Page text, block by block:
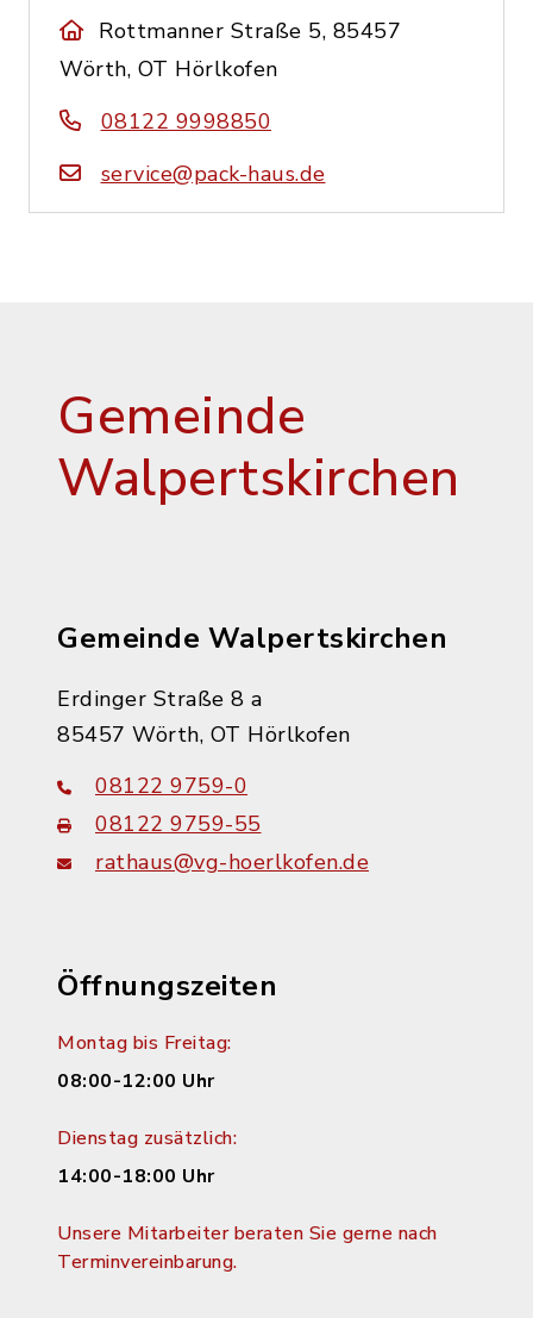
Rottmanner Straße 5, 85457
Wörth, OT Hörlkofen
08122 9998850
service@pack-haus.de
Gemeinde
Walpertskirchen
Gemeinde Walpertskirchen
Erdinger Straße 8 a
85457 Wörth, OT Hörlkofen
08122 9759-0
08122 9759-55
rathaus@vg-hoerlkofen.de
Öffnungszeiten
Montag bis Freitag:
08:00-12:00 Uhr
Dienstag zusätzlich:
14:00-18:00 Uhr
Unsere Mitarbeiter beraten Sie gerne nach
Terminvereinbarung.